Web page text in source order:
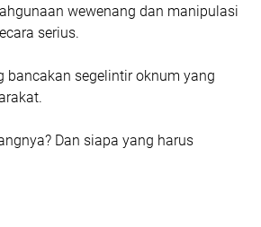
wewenang dan manipulasi
serius.
segelintir oknum yang
Dan siapa yang harus